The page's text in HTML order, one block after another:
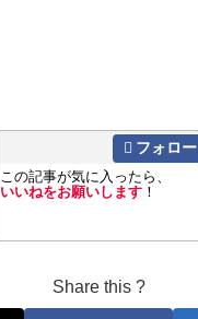
フォロー
この記事が気に入ったら、
いいねをお願いします ！
Share this ?